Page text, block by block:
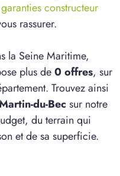
garanties constructeur
rassurer.
la Seine Maritime,
plus de0 offres, sur
Trouvez ainsi
du-Bec sur notre
du terrain qui
et de sa superficie.